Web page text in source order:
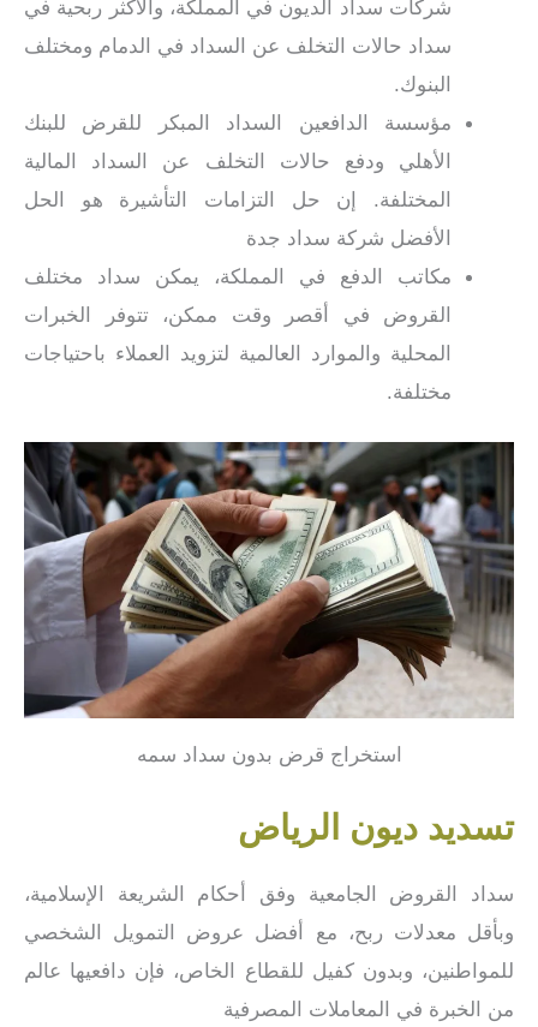
شركات سداد الديون في المملكة، والأكثر ربحية في
سداد حالات التخلف عن السداد في الدمام ومختلف
البنوك.
مؤسسة الدافعين السداد المبكر للقرض للبنك
الأهلي ودفع حالات التخلف عن السداد المالية
المختلفة. إن حل التزامات التأشيرة هو الحل
الأفضل شركة سداد جدة
مكاتب الدفع في المملكة، يمكن سداد مختلف
القروض في أقصر وقت ممكن، تتوفر الخبرات
المحلية والموارد العالمية لتزويد العملاء باحتياجات
مختلفة.
استخراج قرض بدون سداد سمه
تسديد ديون الرياض
سداد القروض الجامعية وفق أحكام الشريعة الإسلامية،
وبأقل معدلات ربح، مع أفضل عروض التمويل الشخصي
للمواطنين، وبدون كفيل للقطاع الخاص، فإن دافعيها عالم
من الخبرة في المعاملات المصرفية